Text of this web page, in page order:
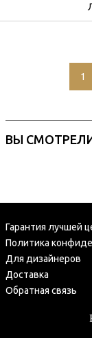
1
ВЫ
Гарантия лучшей
Политика
Для дизайнеров
Доставка
Обратная связь